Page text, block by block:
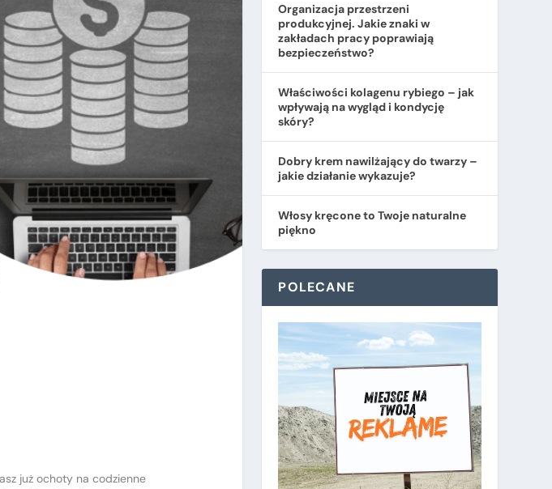
już ochoty na codzienne
Organizacja przestrzeni
produkcyjnej. Jakie znaki w
zakładach pracy poprawiają
bezpieczeństwo?
​Właściwości kolagenu rybiego – jak
wpływają na wygląd i kondycję
skóry?
Dobry krem nawilżający do twarzy –
jakie działanie wykazuje?
Włosy kręcone to Twoje naturalne
piękno
POLECANE